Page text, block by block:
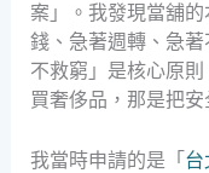
案」。我發現當舖
錢、急著週轉、急
不救窮」是核心原
買奢侈品，那是把
我當時申請的是「 台